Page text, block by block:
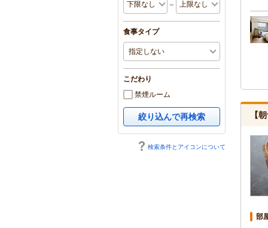
～
食事タイプ
こだわり
禁煙ルーム
絞り込んで再検索
検索条件とアイコンについて
【
部